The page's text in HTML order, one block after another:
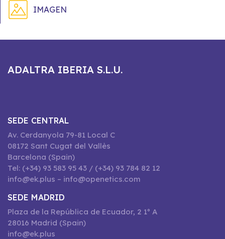
IMAGEN
ADALTRA IBERIA S.L.U.
SEDE CENTRAL
Av. Cerdanyola 79-81 Local C
08172 Sant Cugat del Vallès
Barcelona (Spain)
Tel: (+34) 93 583 95 43 / (+34) 93 784 82 12
info@ek.plus – info@openetics.com
SEDE MADRID
Plaza de la República de Ecuador, 2 1º A
28016 Madrid (Spain)
info@ek.plus